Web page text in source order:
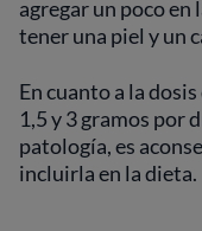
agregar un poco en
tener una piel y un
En cuanto a la
1,5 y 3 gramos por
patología, es
incluirla en la dieta.